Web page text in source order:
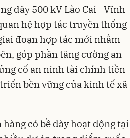
dây 500 kV Lào Cai - Vĩnh
hệ hợp tác truyền thống
đoạn hợp tác mới nhằm
góp phần tăng cường an
cố an ninh tài chính tiền
bền vững của kinh tế xã
có bề dày hoạt động tại